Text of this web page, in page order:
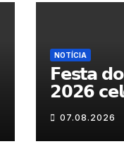
NOTÍCIA
𝗙𝗲𝘀𝘁𝗮
𝟮𝟬𝟮𝟲
𝗹𝗮𝗰̧𝗼𝘀
𝗠𝘂𝗿𝗰̧𝗮
07.08.2026